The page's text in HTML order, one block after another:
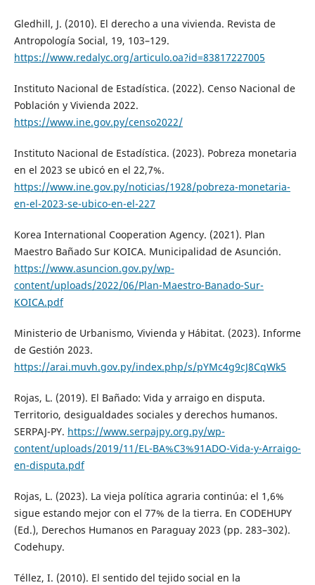
Gledhill, J. (2010). El derecho a una vivienda. Revista de
Antropología Social, 19, 103–129.
https://www.redalyc.org/articulo.oa?id=83817227005
Instituto Nacional de Estadística. (2022). Censo Nacional de
Población y Vivienda 2022.
https://www.ine.gov.py/censo2022/
Instituto Nacional de Estadística. (2023). Pobreza monetaria
en el 2023 se ubicó en el 22,7%.
https://www.ine.gov.py/noticias/1928/pobreza-monetaria-
en-el-2023-se-ubico-en-el-227
Korea International Cooperation Agency. (2021). Plan
Maestro Bañado Sur KOICA. Municipalidad de Asunción.
https://www.asuncion.gov.py/wp-
content/uploads/2022/06/Plan-Maestro-Banado-Sur-
KOICA.pdf
Ministerio de Urbanismo, Vivienda y Hábitat. (2023). Informe
de Gestión 2023.
https://arai.muvh.gov.py/index.php/s/pYMc4g9cJ8CqWk5
Rojas, L. (2019). El Bañado: Vida y arraigo en disputa.
Territorio, desigualdades sociales y derechos humanos.
SERPAJ-PY. https://www.serpajpy.org.py/wp-
content/uploads/2019/11/EL-BA%C3%91ADO-Vida-y-Arraigo-
en-disputa.pdf
Rojas, L. (2023). La vieja política agraria continúa: el 1,6%
sigue estando mejor con el 77% de la tierra. En CODEHUPY
(Ed.), Derechos Humanos en Paraguay 2023 (pp. 283–302).
Codehupy.
Téllez, I. (2010). El sentido del tejido social en la